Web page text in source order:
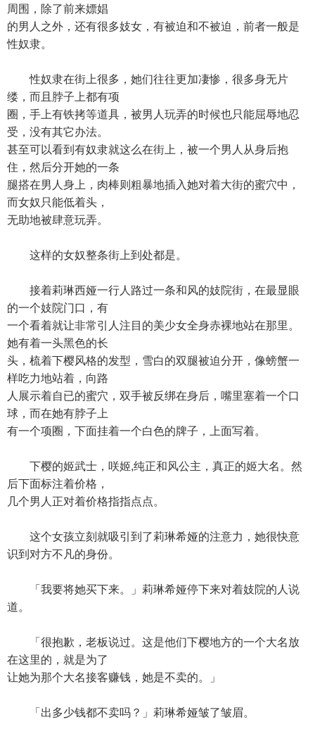
周围，除了前来嫖娼
的男人之外，还有很多妓女，有被迫和不被迫，前者一般是
性奴隶。
性奴隶在街上很多，她们往往更加凄惨，很多身无片
缕，而且脖子上都有项
圈，手上有铁拷等道具，被男人玩弄的时候也只能屈辱地忍
受，没有其它办法。
甚至可以看到有奴隶就这么在街上，被一个男人从身后抱
住，然后分开她的一条
腿搭在男人身上，肉棒则粗暴地插入她对着大街的蜜穴中，
而女奴只能低着头，
无助地被肆意玩弄。
这样的女奴整条街上到处都是。
接着莉琳西娅一行人路过一条和风的妓院街，在最显眼
的一个妓院门口，有
一个看着就让非常引人注目的美少女全身赤裸地站在那里。
她有着一头黑色的长
头，梳着下樱风格的发型，雪白的双腿被迫分开，像螃蟹一
样吃力地站着，向路
人展示着自已的蜜穴，双手被反绑在身后，嘴里塞着一个口
球，而在她有脖子上
有一个项圈，下面挂着一个白色的牌子，上面写着。
下樱的姬武士，咲姬,纯正和风公主，真正的姬大名。然
后下面标注着价格，
几个男人正对着价格指指点点。
这个女孩立刻就吸引到了莉琳希娅的注意力，她很快意
识到对方不凡的身份。
「我要将她买下来。」莉琳希娅停下来对着妓院的人说
道。
「很抱歉，老板说过。这是他们下樱地方的一个大名放
在这里的，就是为了
让她为那个大名接客赚钱，她是不卖的。」
「出多少钱都不卖吗？」莉琳希娅皱了皱眉。